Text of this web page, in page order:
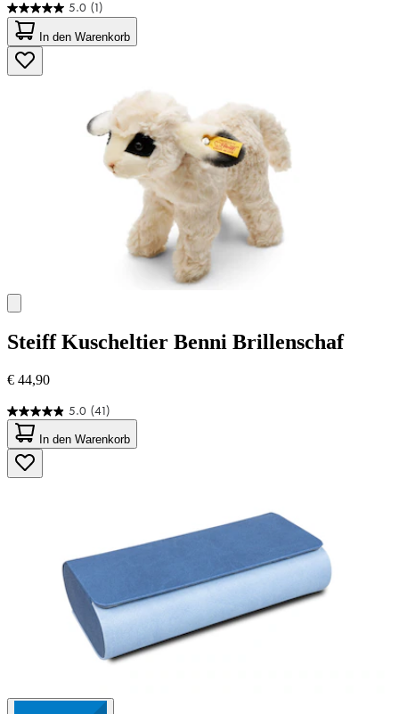
5.0 (1)
5.0
von
5
Sternen.
1
In den Warenkorb
Steiff Kuscheltier Benni Brillenschaf
€ 44,90
5.0 (41)
5.0
von
5
Sternen.
41
In den Warenkorb